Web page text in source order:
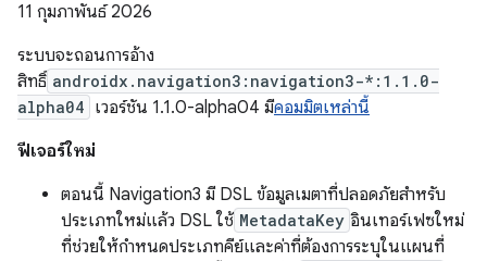
11 กุมภาพันธ์ 2026
ระบบจะถอนการอ้าง
สิทธิ์ androidx.navigation3:navigation3-*:1.1.0-
alpha04 เวอร์ชัน 1.1.0-alpha04 มีคอมมิตเหล่านี้
ฟีเจอร์ใหม่
ตอนนี้ Navigation3 มี DSL ข้อมูลเมตาที่ปลอดภัยสำหรับ
ประเภทใหม่แล้ว DSL ใช้ MetadataKey อินเทอร์เฟซใหม่
ที่ช่วยให้กำหนดประเภทคีย์และค่าที่ต้องการระบุในแผนที่